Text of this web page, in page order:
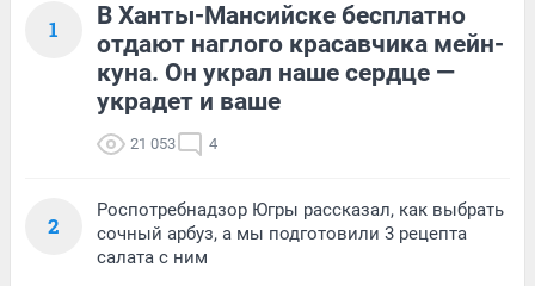
1
В Ханты-Мансийске бесплатно
отдают наглого красавчика мейн-
куна. Он украл наше сердце —
украдет и ваше
21 053 4
2
Роспотребнадзор Югры рассказал, как выбрать
сочный арбуз, а мы подготовили 3 рецепта
салата с ним